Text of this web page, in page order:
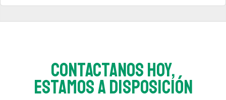
Contactanos hoy,
estamos a disposición